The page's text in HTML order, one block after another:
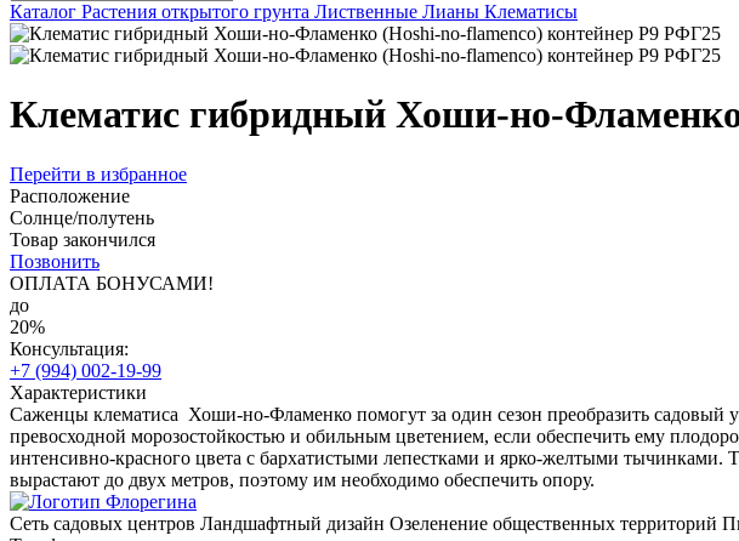
Каталог Растения открытого грунта Лиственные Лианы Клематисы
Клематис гибридный Хоши-но-
Перейти в избранное
Расположение
Солнце/полутень
Товар закончился
Позвонить
ОПЛАТА БОНУСАМИ!
до
20%
Консультация:
+7 (994) 002-19-99
Характеристики
Саженцы клематиса Хоши-но-Фламенко помогут за один сезон преобразить садовый
превосходной морозостойкостью и обильным цветением, если обеспечить ему
интенсивно-красного цвета с бархатистыми лепестками и ярко-желтыми
вырастают до двух метров, поэтому им необходимо обеспечить опору.
Сеть садовых центров Ландшафтный дизайн Озеленение общественных территорий